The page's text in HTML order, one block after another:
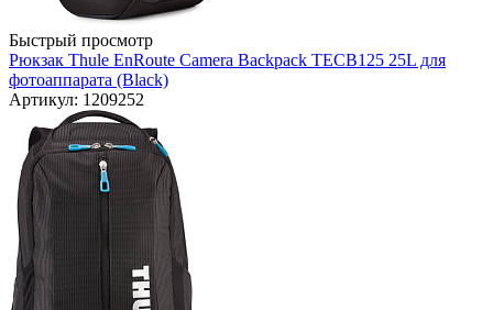
Быстрый просмотр
Рюкзак Thule EnRoute Camera Backpack TECB125 25L для
фотоаппарата (Black)
Артикул: 1209252